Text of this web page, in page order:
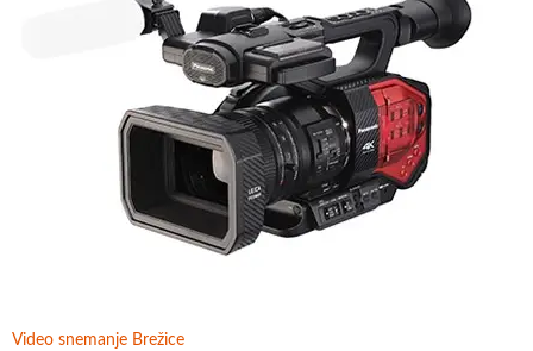
Video snemanje Brežice